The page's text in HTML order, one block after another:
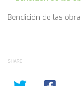
Bendición de las
SHARE